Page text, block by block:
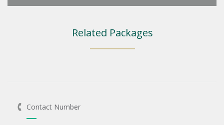
Related Packages
Contact Number